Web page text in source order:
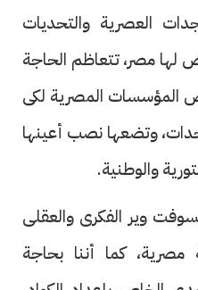
العصرية والتحديات
لها مصر، تتعاظم الحاجة
المؤسسات المصرية لكى
وتضعها نصب أعينها
والوطنية.
وير الفكرى والعقلى
كما أننا بحاجة